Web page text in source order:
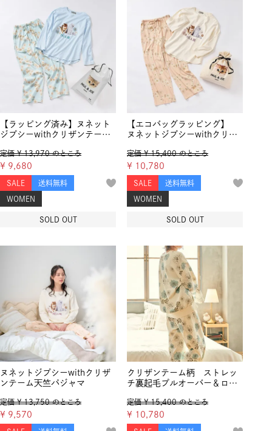
【ラッピング済み】ヌネット
ジプシーwithクリザンテーム
定価 ¥ 13,970 のところ
¥ 9,680
SALE 送料無料
WOMEN
SOLD OUT
【エコバッグラッピング】
ヌネットジプシーwithクリザ
定価 ¥ 15,400 のところ
¥ 10,780
SALE 送料無料
WOMEN
SOLD OUT
ヌネットジプシーwithクリザ
ンテーム天竺パジャマ
定価 ¥ 13,750 のところ
¥ 9,570
クリザンテーム柄 ストレッ
チ裏起毛プルオーバー＆ロン
定価 ¥ 15,400 のところ
¥ 10,780